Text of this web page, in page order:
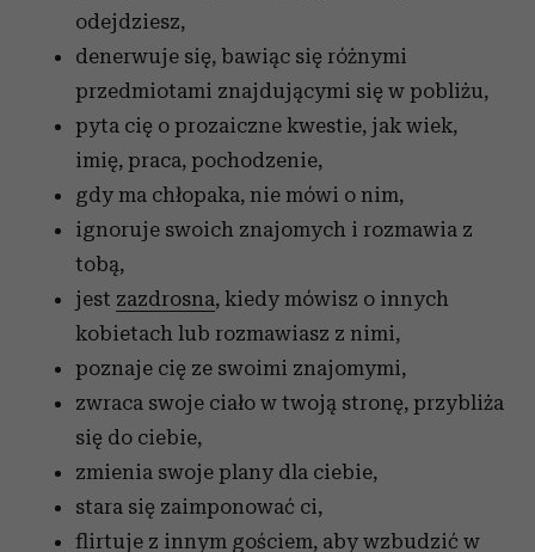
odejdziesz,
denerwuje się, bawiąc się różnymi
przedmiotami znajdującymi się w pobliżu,
pyta cię o prozaiczne kwestie, jak wiek,
imię, praca, pochodzenie,
gdy ma chłopaka, nie mówi o nim,
ignoruje swoich znajomych i rozmawia z
tobą,
jest zazdrosna, kiedy mówisz o innych
kobietach lub rozmawiasz z nimi,
poznaje cię ze swoimi znajomymi,
zwraca swoje ciało w twoją stronę, przybliża
się do ciebie,
zmienia swoje plany dla ciebie,
stara się zaimponować ci,
flirtuje z innym gościem, aby wzbudzić w